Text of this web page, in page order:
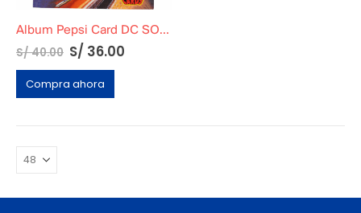
Album Pepsi Card DC SOLO ÁLBUM
S/40.00 S/ 36.00
Compra ahora